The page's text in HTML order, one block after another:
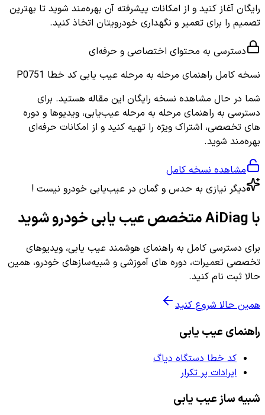
رایگان آغاز کنید و از امکانات پیشرفته آن بهره‌مند شوید تا بهترین
تصمیم را برای تعمیر و نگهداری خودرویتان اتخاذ کنید.
دسترسی به محتوای اختصاصی و حرفه‌ای
نسخه کامل راهنمای مرحله به مرحله عیب یابی کد خطا P0751
شما در حال مشاهده نسخه رایگان این مقاله هستید. برای
دسترسی به راهنمای مرحله به مرحله عیب‌یابی، ویدیوها و دوره
های تخصصی، اشتراک ویژه را تهیه کنید و از امکانات حرفه‌ای
بهره‌مند شوید.
مشاهده نسخه کامل
دیگر نیازی به حدس و گمان در عیب‌یابی خودرو نیست !
با AiDiag متخصص عیب یابی خودرو شوید
برای دسترسی کامل به راهنمای هوشمند عیب یابی، ویدیوهای
تخصصی تعمیرات، دوره های آموزشی و شبیه‌سازهای خودرو، همین
حالا ثبت نام کنید.
همین حالا شروع کنید
راهنمای عیب یابی
کد خطا دستگاه دیاگ
ایرادات پر تکرار
شبیه ساز عیب یابی